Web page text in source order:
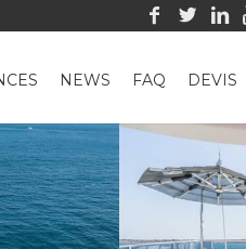
NEWS FAQ DEVIS